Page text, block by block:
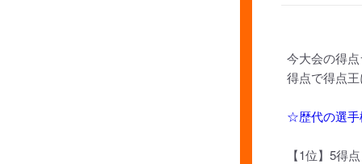
今大会の得
得点で得点
☆歴代の選手
【1位】5得点